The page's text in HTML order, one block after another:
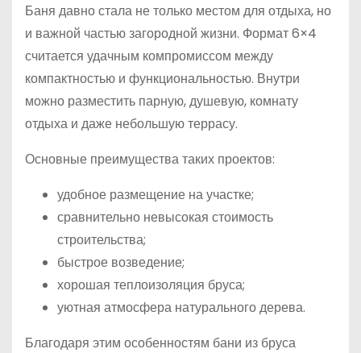
Баня давно стала не только местом для отдыха, но
и важной частью загородной жизни. Формат 6×4
считается удачным компромиссом между
компактностью и функциональностью. Внутри
можно разместить парную, душевую, комнату
отдыха и даже небольшую террасу.
Основные преимущества таких проектов:
удобное размещение на участке;
сравнительно невысокая стоимость
строительства;
быстрое возведение;
хорошая теплоизоляция бруса;
уютная атмосфера натурального дерева.
Благодаря этим особенностям бани из бруса